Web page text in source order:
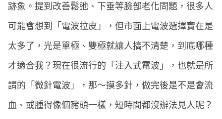
跡象。提到改善鬆弛、下垂等臉部老化問題，很多人
可能會想到「電波拉皮」，但市面上電波選擇實在是
太多了，光是單極、雙極就讓人搞不清楚，到底哪種
才適合我？現在很流行的「注入式電波」，也就是所
謂的「微針電波」，那～摸多針，做完後是不是會流
血、或腫得像個豬頭一樣，短時間都沒辦法見人呢？